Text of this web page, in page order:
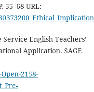
55–68 URL:
English Teachers’
Application. SAGE
2158-